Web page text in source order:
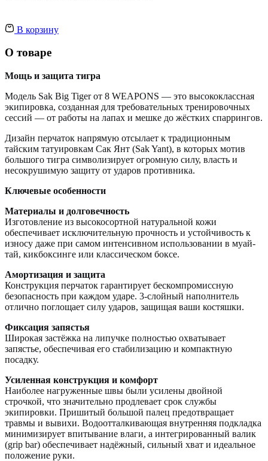
В корзину
О товаре
Мощь и защита тигра
Модель Sak Big Tiger от 8 WEAPONS — это высококлассная
экипировка, созданная для требовательных тренировочных
сессий — от работы на лапах и мешке до жёстких спаррингов.
Дизайн перчаток напрямую отсылает к традиционным
тайским татуировкам Сак Янт (Sak Yant), в которых мотив
большого тигра символизирует огромную силу, власть и
несокрушимую защиту от ударов противника.
Ключевые особенности
Материалы и долговечность
Изготовление из высокосортной натуральной кожи
обеспечивает исключительную прочность и устойчивость к
износу даже при самом интенсивном использовании в муай-
тай, кикбоксинге или классическом боксе.
Амортизация и защита
Конструкция перчаток гарантирует бескомпромиссную
безопасность при каждом ударе. 3-слойный наполнитель
отлично поглощает силу ударов, защищая ваши костяшки.
Фиксация запястья
Широкая застёжка на липучке полностью охватывает
запястье, обеспечивая его стабилизацию и компактную
посадку.
Усиленная конструкция и комфорт
Наиболее нагруженные швы были усилены двойной
строчкой, что значительно продлевает срок службы
экипировки. Пришитый большой палец предотвращает
травмы и вывихи. Водоотталкивающая внутренняя подкладка
минимизирует впитывание влаги, а интегрированный валик
(grip bar) обеспечивает надёжный, сильный хват и идеальное
положение руки.